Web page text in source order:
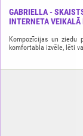
GABRIELLA -
INTERNETA VEIKALĀ
Kompozīcijas un ziedu
komfortabla izvēle, lēti